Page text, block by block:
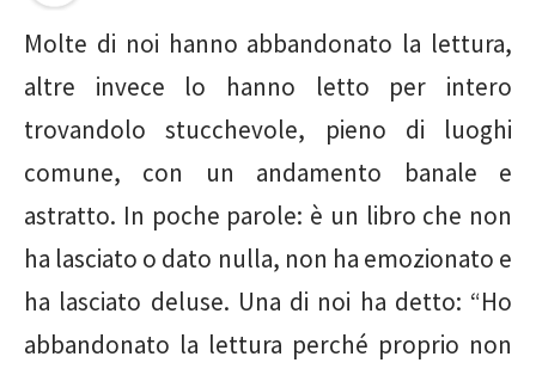
Molte di noi hanno abbandonato la lettura,
altre invece lo hanno letto per intero
trovandolo stucchevole, pieno di luoghi
comune, con un andamento banale e
astratto. In poche parole: è un libro che non
ha lasciato o dato nulla, non ha emozionato e
ha lasciato deluse. Una di noi ha detto: “Ho
abbandonato la lettura perché proprio non